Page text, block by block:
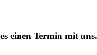
einen Termin mit uns.